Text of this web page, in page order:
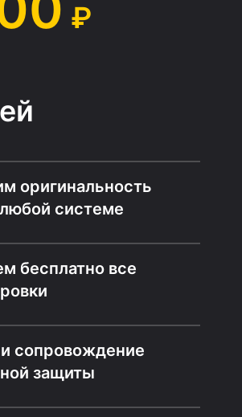
₽
оригинальность
системе
бесплатно все
и сопровождение
защиты